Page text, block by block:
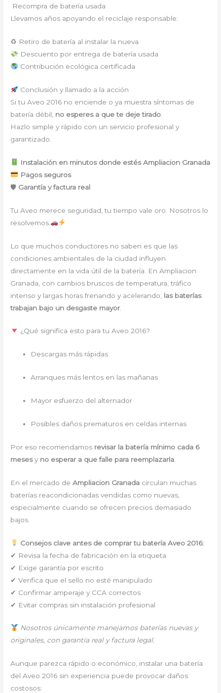
Recompra de batería usada
Llevamos años apoyando el reciclaje responsable:
♻ Retiro de batería al instalar la nueva
Descuento por entrega de batería usada
Contribución ecológica certificada
Conclusión y llamado a la acción
Si tu Aveo 2016 no enciende o ya muestra síntomas de
batería débil, no esperes a que te deje tirado
Hazlo simple y rápido con un servicio profesional y
garantizado.
Instalación en minutos donde estés Ampliacion Granada
Pagos seguros
🛡 Garantía y factura real
Tu Aveo merece seguridad, tu tiempo vale oro. Nosotros lo
resolvemos.
Lo que muchos conductores no saben es que las
condiciones ambientales de la ciudad influyen
directamente en la vida útil de la batería. En Ampliacion
Granada, con cambios bruscos de temperatura, tráfico
intenso y largas horas frenando y acelerando, las baterías
trabajan bajo un desgaste mayor.
¿Qué significa esto para tu Aveo 2016?
Descargas más rápidas
Arranques más lentos en las mañanas
Mayor esfuerzo del alternador
Posibles daños prematuros en celdas internas
Por eso recomendamos revisar la batería mínimo cada 6
mesesy no esperar a que falle para reemplazarla
En el mercado deAmpliacion Granada circulan muchas
baterías reacondicionadas vendidas como nuevas,
especialmente cuando se ofrecen precios demasiado
bajos.
Consejos clave antes de comprar tu batería Aveo 2016:
✔ Revisa la fecha de fabricación en la etiqueta
✔ Exige garantía por escrito
✔ Verifica que el sello no esté manipulado
✔ Confirmar amperaje y CCA correctos
✔ Evitar compras sin instalación profesional
Nosotros únicamente manejamos baterías nuevas y
originales, con garantía real y factura legal.
Aunque parezca rápido o económico, instalar una batería
del Aveo 2016 sin experiencia puede provocar daños
costosos: